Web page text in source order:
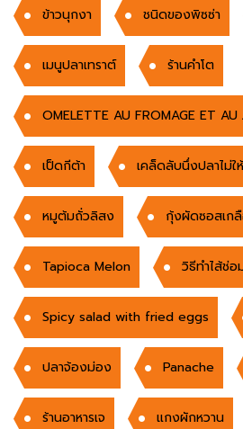
ข้าวนุกงา ชนิดของพิซซ่า
เมนูปลาเทราต์ ร้านคำโต
OMELETTE AU FROMAGE ET AU
เป็ดกีต้า เคล็ดลับนึ่งปลาไม่ใ
หมูต้มถั่วลิสง กุ้งผัดซอสเก
Tapioca Melon วิธีทำไส้ช่อ
Spicy salad with fried eggs
ปลาจ้องม่อง Panache
ร้านอาหารเจ แกงผักหวาน